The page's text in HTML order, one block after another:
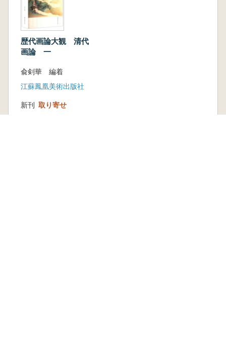
歴代画論大観 清代
画論 一
兪剣華 編着
江蘇鳳凰美術出版社
新刊 取り寄せ